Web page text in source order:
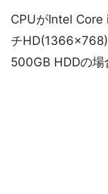
CPUがIntel Core
チ
500GB HDDの場